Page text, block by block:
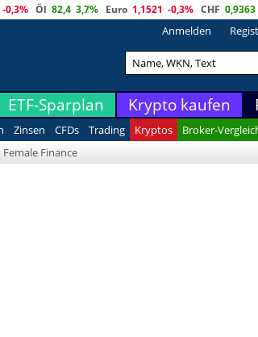
-0,3% Öl 82,4 3,7% Euro 1,1521 -0,3% CHF 0,9363
Anmelden
ETF-Sparplan Krypto kaufen
Zinsen CFDs Trading Kryptos
Broker-
Female Finance